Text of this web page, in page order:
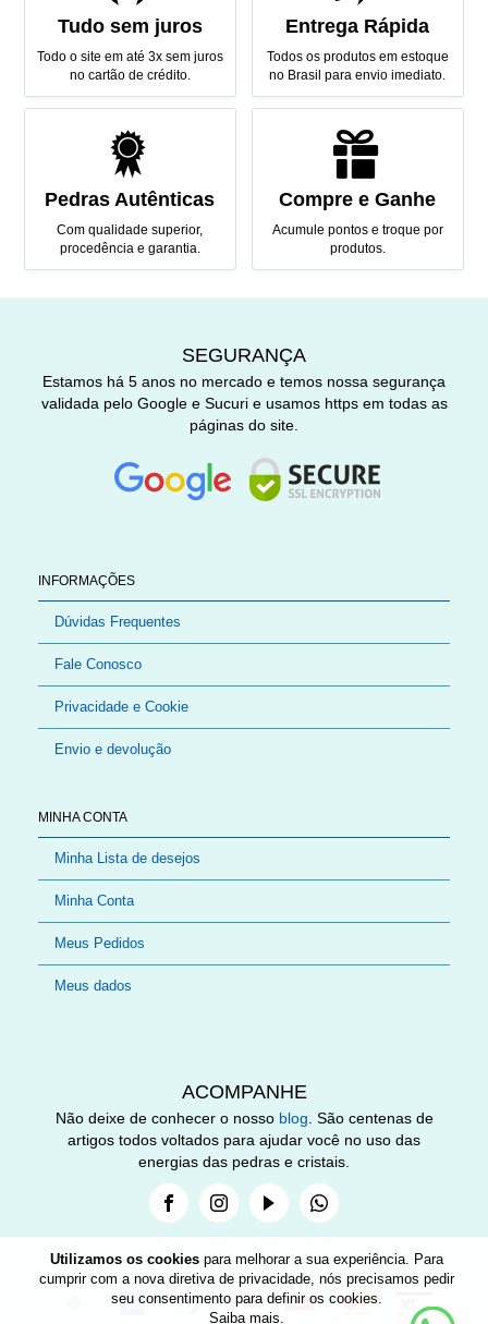
Utilizamos os cookies para melhorar a sua experiência. Para
cumprir com a nova diretiva de privacidade, nós precisamos pedir
seu consentimento para definir os cookies.
Saiba mais.
Tudo sem juros
Todo o site em até 3x sem juros
no cartão de crédito.
Entrega Rápida
Todos os produtos em estoque
no Brasil para envio imediato.
Pedras Autênticas
Com qualidade superior,
procedência e garantia.
Compre e Ganhe
Acumule pontos e troque por
produtos.
INFORMAÇÕES
Dúvidas Frequentes
Fale Conosco
Privacidade e Cookie
Envio e devolução
MINHA CONTA
Minha Lista de desejos
Minha Conta
Meus Pedidos
Meus dados
SEGURANÇA
Estamos há 5 anos no mercado e temos nossa segurança
validada pelo Google e Sucuri e usamos https em todas as
páginas do site.
ACOMPANHE
Não deixe de conhecer o nosso blog . São centenas de
artigos todos voltados para ajudar você no uso das
energias das pedras e cristais.
FacebookInstagramYoutubeWhatsapp